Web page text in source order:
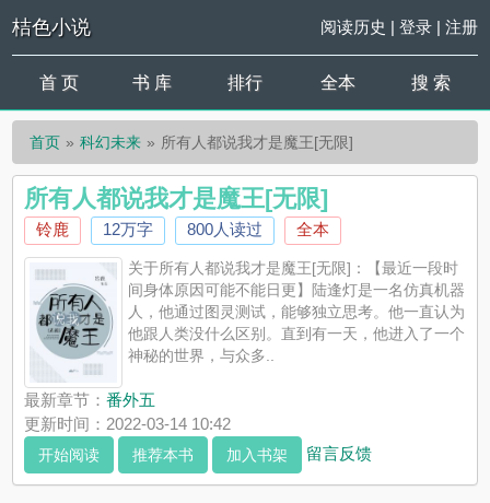
桔色小说 阅读历史 | 登录| 注册
首 页 书 库 排行 全本 搜 索
首页 科幻未来 所有人都说我才是魔王[无限]
所有人都说我才是魔王[无限]
铃鹿 12万字 800人读过 全本
关于所有人都说我才是魔王[无限]：【最近一段时
间身体原因可能不能日更】陆逢灯是一名仿真机器
人，他通过图灵测试，能够独立思考。他一直认为
他跟人类没什么区别。直到有一天，他进入了一个
神秘的世界，与众多..
最新章节：番外五
更新时间：2022-03-14 10:42
开始阅读 推荐本书 加入书架 留言反馈